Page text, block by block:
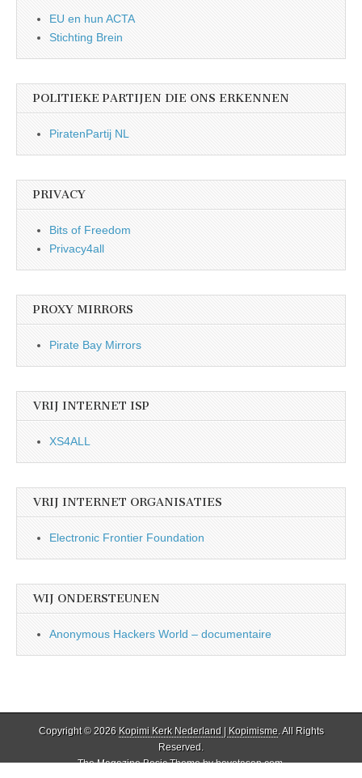
EU en hun ACTA
Stichting Brein
POLITIEKE PARTIJEN DIE ONS ERKENNEN
PiratenPartij NL
PRIVACY
Bits of Freedom
Privacy4all
PROXY MIRRORS
Pirate Bay Mirrors
VRIJ INTERNET ISP
XS4ALL
VRIJ INTERNET ORGANISATIES
Electronic Frontier Foundation
WIJ ONDERSTEUNEN
Anonymous Hackers World – documentaire
Copyright © 2026 Kopimi Kerk Nederland | Kopimisme. All Rights
Reserved.
The Magazine Basic Theme bybavotasan.com.